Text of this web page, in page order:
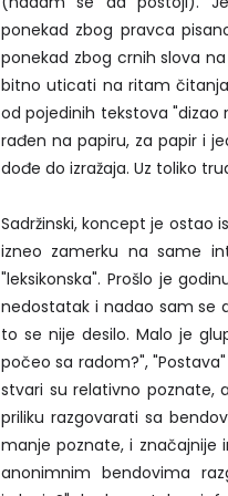
ponekad zbog pravca
ponekad zbog crnih slova
bitno uticati na ritam
od pojedinih tekstova "dizao
rađen na papiru, za papir i
dođe do izražaja. Uz toliko
Sadržinski, koncept je ostao
izneo zamerku na same
"leksikonska". Prošlo je
nedostatak i nadao sam se
to se nije desilo. Malo je
počeo sa radom?",
stvari su relativno poznate,
priliku razgovarati sa
manje poznate, i značajnije
anonimnim bendovima